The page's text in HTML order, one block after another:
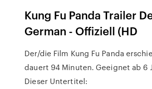
Kung Fu Panda Trailer
German - Offiziell (HD
Der/die Film Kung Fu Panda
dauert 94 Minuten. Geeignet ab 6
Dieser Untertitel: